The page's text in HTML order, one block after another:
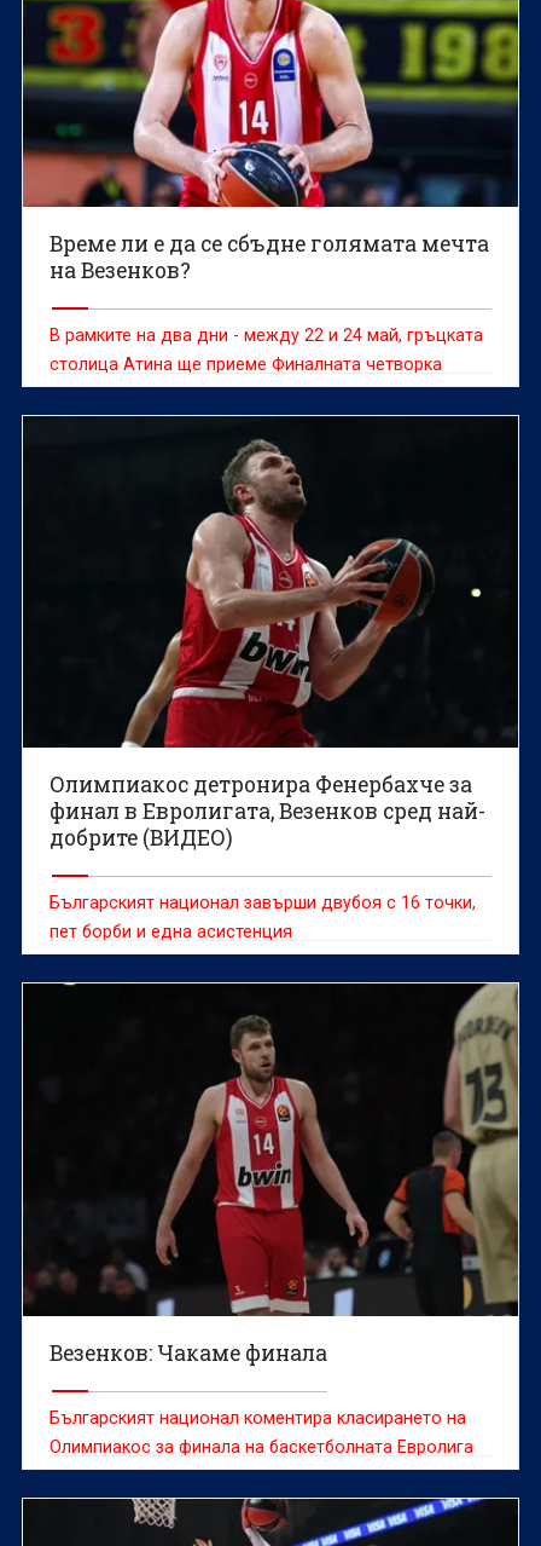
Време ли е да се сбъдне голямата мечта
на Везенков?
В рамките на два дни - между 22 и 24 май, гръцката
столица Атина ще приеме Финалната четворка
(“Файнъл фор”) на Евролигата
Олимпиакос детронира Фенербахче за
финал в Евролигата, Везенков сред най-
добрите (ВИДЕО)
Българският национал завърши двубоя с 16 точки,
пет борби и една асистенция
Везенков: Чакаме финала
Българският национал коментира класирането на
Олимпиакос за финала на баскетболната Евролига